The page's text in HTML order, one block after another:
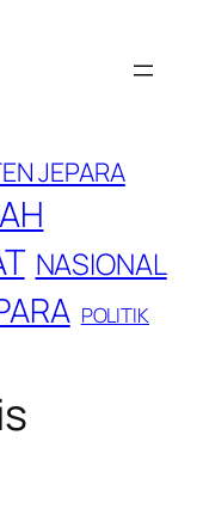
JEPARA
NASIONAL
POLITIK